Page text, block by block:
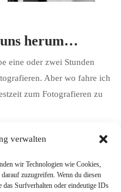
verwalten
wir Technologien wie Cookies,
zuzugreifen. Wenn du diesen
Surfverhalten oder eindeutige IDs
herum…
eine oder zwei Stunden
Aber wo fahre ich
zum Fotografieren zu